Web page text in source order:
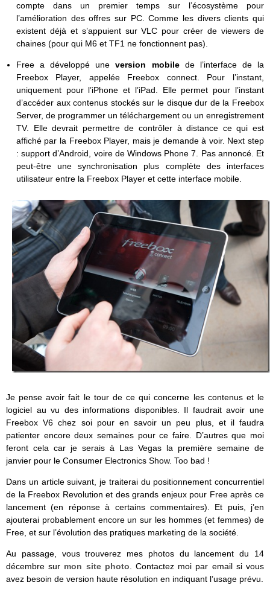
compte dans un premier temps sur l’écosystème pour
l’amélioration des offres sur PC. Comme les divers clients qui
existent déjà et s’appuient sur VLC pour créer de viewers de
chaines (pour qui M6 et TF1 ne fonctionnent pas).
Free a développé uneversion mobilede l’interface de la
Freebox Player, appelée Freebox connect. Pour l’instant,
uniquement pour l’iPhone et l’iPad. Elle permet pour l’instant
d’accéder aux contenus stockés sur le disque dur de la Freebox
Server, de programmer un téléchargement ou un enregistrement
TV. Elle devrait permettre de contrôler à distance ce qui est
affiché par la Freebox Player, mais je demande à voir. Next step
: support d’Android, voire de Windows Phone 7. Pas annoncé. Et
peut-être une synchronisation plus complète des interfaces
utilisateur entre la Freebox Player et cette interface mobile.
Je pense avoir fait le tour de ce qui concerne les contenus et le
logiciel au vu des informations disponibles. Il faudrait avoir une
Freebox V6 chez soi pour en savoir un peu plus, et il faudra
patienter encore deux semaines pour ce faire. D’autres que moi
feront cela car je serais à Las Vegas la première semaine de
janvier pour le Consumer Electronics Show. Too bad !
Dans un article suivant, je traiterai du positionnement concurrentiel
de la Freebox Revolution et des grands enjeux pour Free après ce
lancement (en réponse à certains commentaires). Et puis, j’en
ajouterai probablement encore un sur les hommes (et femmes) de
Free, et sur l’évolution des pratiques marketing de la société.
Au passage, vous trouverez mes photos du lancement du 14
décembre sur mon site photo. Contactez moi par email si vous
avez besoin de version haute résolution en indiquant l’usage prévu.